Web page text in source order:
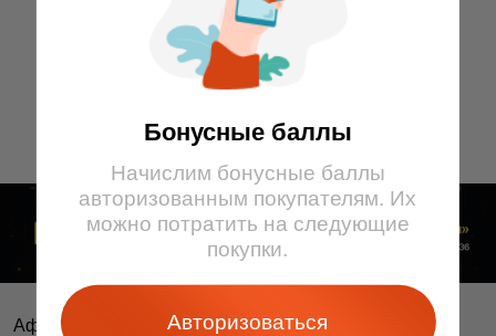
Бонусные баллы
Начислим бонусные баллы
авторизованным покупателям. Их
можно потратить на следующие
покупки.
Авторизоваться
Афіша і білеты BezKassira.by©